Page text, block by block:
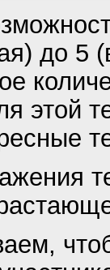
до 5
этой